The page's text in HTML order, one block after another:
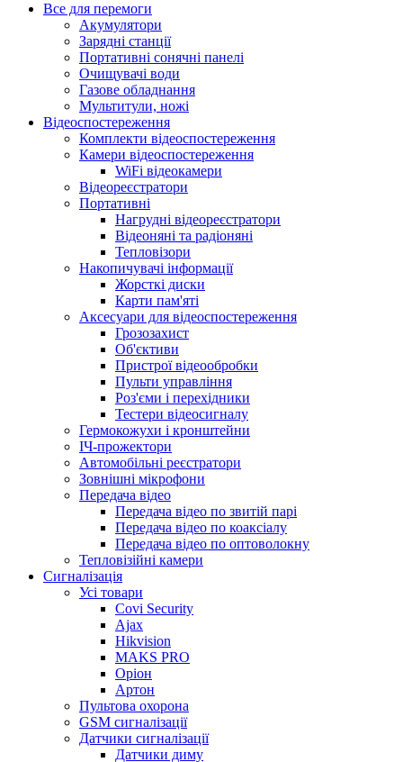
Все для перемоги
Акумулятори
Зарядні станції
Портативні сонячні панелі
Очищувачі води
Газове обладнання
Мультитули, ножі
Відеоспостереження
Комплекти відеоспостереження
Камери відеоспостереження
WiFi відеокамери
Відеореєстратори
Портативні
Нагрудні відеореєстратори
Відеоняні та радіоняні
Тепловізори
Накопичувачі інформації
Жорсткі диски
Карти пам'яті
Аксесуари для відеоспостереження
Грозозахист
Об'єктиви
Пристрої відеообробки
Пульти управління
Роз'єми і перехідники
Тестери відеосигналу
Гермокожухи і кронштейни
ІЧ-прожектори
Автомобільні реєстратори
Зовнішні мікрофони
Передача відео
Передача відео по звитій парі
Передача відео по коаксіалу
Передача відео по оптоволокну
Тепловізійні камери
Cигналізація
Усі товари
Covi Security
Ajax
Hikvision
MAKS PRO
Оріон
Артон
Пультова охорона
GSM сигналізації
Датчики сигналізації
Датчики диму